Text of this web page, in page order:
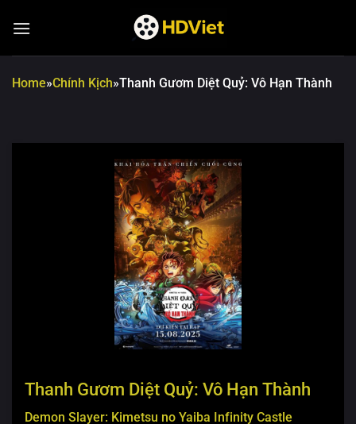
đến
Home»Chính Kịch»Thanh Gươm Diệt Quỷ: Vô Hạn Thành
Thanh Gươm Diệt Quỷ: Vô Hạn Thành
Demon Slayer: Kimetsu no Yaiba Infinity Castle